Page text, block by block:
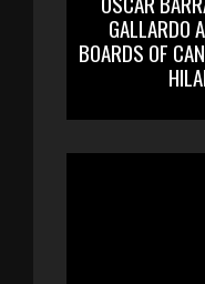
GALLARDO
BOARDS OF